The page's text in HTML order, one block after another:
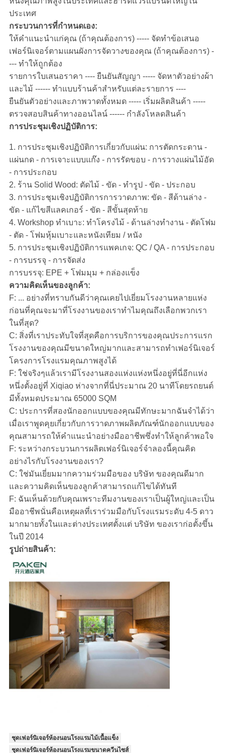
ประเทศ
กระบวนการที่กำหนดเอง:
ให้คำแนะนำแก่คุณ (ถ้าคุณต้องการ) ----- จัดทำข้อเสนอ
เฟอร์นิเจอร์ตามแผนผังการจัดวางของคุณ (ถ้าคุณต้องการ) -
--- ทำให้ถูกต้อง
รายการใบเสนอราคา ---- ยืนยันสัญญา ----- จัดหาตัวอย่างผ้า
และไม้ ------ ทำแบบร้านค้าสำหรับแต่ละรายการ ----
ยืนยันตัวอย่างและภาพวาดทั้งหมด ----- เริ่มผลิตสินค้า -----
ตรวจสอบสินค้าทางออนไลน์ ------ กำลังโหลดสินค้า
การประชุมเชิงปฏิบัติการ:
1. การประชุมเชิงปฏิบัติการเกี่ยวกับแผ่น: การตัดกระดาน -
แผ่นกด - การเจาะแบบแก๊ง - การรัดขอบ - การวางแผ่นไม้อัด
- การประกอบ
2. ร้าน Solid Wood: ตัดไม้ - ขัด - ทำรูป - ขัด - ประกอบ
3. การประชุมเชิงปฏิบัติการการวาดภาพ: ขัด - สีด้านล่าง -
ขัด - แก้ไขสีแลคเกอร์ - ขัด - สีขั้นสุดท้าย
4. Workshop ทำเบาะ: ทำโครงไม้ - ด้านล่างทำงาน - ตัดโฟม
- ตัด - โฟมหุ้มเบาะและหนังเทียม / หนัง
5. การประชุมเชิงปฏิบัติการแพคเกจ: QC / QA - การประกอบ
- การบรรจุ - การจัดส่ง
การบรรจุ: EPE + โฟมมุม + กล่องแข็ง
ความคิดเห็นของลูกค้า:
F: ... อย่างที่ทราบกันดีว่าคุณเคยไปเยี่ยมโรงงานหลายแห่ง
ก่อนที่คุณจะมาที่โรงงานของเราทำไมคุณถึงเลือกพวกเรา
ในที่สุด?
C: สิ่งที่เราประทับใจที่สุดคือการบริการของคุณประการแรก
โรงงานของคุณมีขนาดใหญ่มากและสามารถทำเฟอร์นิเจอร์
โครงการโรงแรมคุณภาพสูงได้
F: ใช่จริงๆแล้วเรามีโรงงานสองแห่งแห่งหนึ่งอยู่ที่นี่อีกแห่ง
หนึ่งตั้งอยู่ที่ Xiqiao ห่างจากที่นี่ประมาณ 20 นาทีโดยรถยนต์
มีทั้งหมดประมาณ 65000 SQM
C: ประการที่สองนักออกแบบของคุณมีทักษะมากฉันจำได้ว่า
เมื่อเราพูดคุยเกี่ยวกับการวาดภาพผลิตภัณฑ์นักออกแบบของ
คุณสามารถให้คำแนะนำอย่างมืออาชีพซึ่งทำให้ลูกค้าพอใจ
F: ระหว่างกระบวนการผลิตเฟอร์นิเจอร์จำลองนี้คุณคิด
อย่างไรกับโรงงานของเรา?
C: ใช่มันเยี่ยมมากความร่วมมือของ บริษัท ของคุณดีมาก
และความคิดเห็นของลูกค้าสามารถแก้ไขได้ทันที
F: ฉันเห็นด้วยกับคุณเพราะทีมงานของเราเป็นผู้ใหญ่และเป็น
มืออาชีพนั่นคือเหตุผลที่เราร่วมมือกับโรงแรมระดับ 4-5 ดาว
มากมายทั้งในและต่างประเทศตั้งแต่ บริษัท ของเราก่อตั้งขึ้น
ในปี 2014
รูปถ่ายสินค้า:
ชุดเฟอร์นิเจอร์ห้องนอนโรงแรมไม้เนื้อแข็ง
ชุดเฟอร์นิเจอร์ห้องนอนโรงแรมขนาดควีนไซส์